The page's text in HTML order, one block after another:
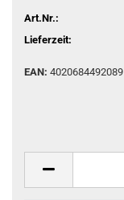
Art.Nr.:
Lieferzeit:
EAN: 4020684492089